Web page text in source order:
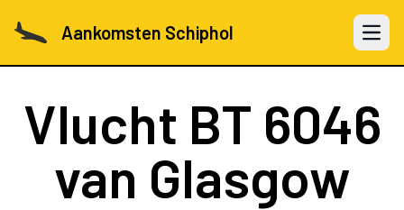
Aankomsten Schiphol Open
Vlucht BT 6046
van Glasgow